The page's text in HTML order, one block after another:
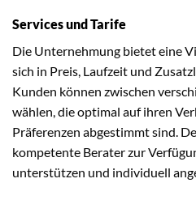
Services und Tarife
Die Unternehmung bietet eine
sich in Preis, Laufzeit und
Kunden können zwischen
wählen, die optimal auf ihren
Präferenzen abgestimmt sind.
kompetente Berater zur
unterstützen und individuell